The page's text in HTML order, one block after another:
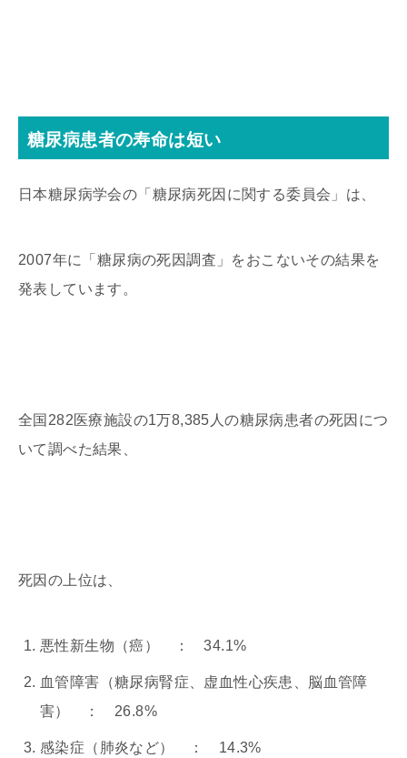
糖尿病患者の寿命は短い
日本糖尿病学会の「糖尿病死因に関する委員会」は、
2007年に「糖尿病の死因調査」をおこないその結果を
発表しています。
全国282医療施設の1万8,385人の糖尿病患者の死因につ
いて調べた結果、
死因の上位は、
悪性新生物（癌） ： 34.1%
血管障害（糖尿病腎症、虚血性心疾患、脳血管障
害） ： 26.8%
感染症（肺炎など） ： 14.3%